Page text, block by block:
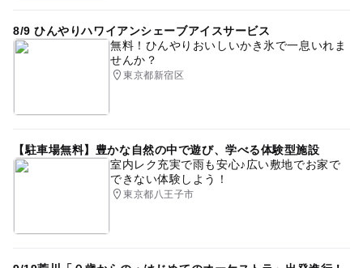
8/9 ひんやりハワイアンシェーブアイスサービス
無料！ひんやりおいしいかき氷で一息いれま
せんか？
東京都新宿区
【駐車場無料】豊かな自然の中で遊び、学べる体験型施設
室内レク充実で雨も安心♪広い敷地でお家で
できない体験しよう！
東京都八王子市